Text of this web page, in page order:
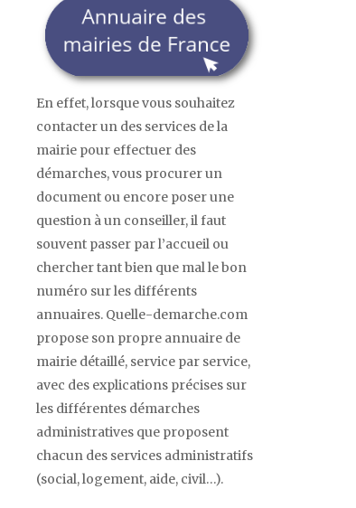
En effet, lorsque vous souhaitez
contacter un des services de la
mairie pour effectuer des
démarches, vous procurer un
document ou encore poser une
question à un conseiller, il faut
souvent passer par l’accueil ou
chercher tant bien que mal le bon
numéro sur les différents
annuaires. Quelle-demarche.com
propose son propre annuaire de
mairie détaillé, service par service,
avec des explications précises sur
les différentes démarches
administratives que proposent
chacun des services administratifs
(social, logement, aide, civil…).